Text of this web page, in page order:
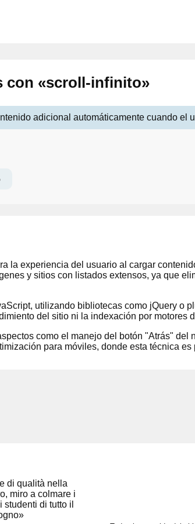
con «scroll-infinito»
adicional automáticamente cuando el
la experiencia del usuario al cargar
y sitios con listados extensos, ya que
utilizando bibliotecas como jQuery o
del sitio ni la indexación por motores
como el manejo del botón "Atrás"
para móviles, donde esta técnica es
di qualità nella
miro a colmare i
di tutto il